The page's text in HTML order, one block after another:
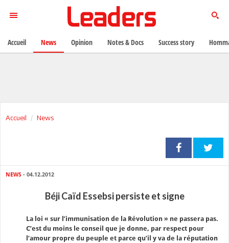
Accueil News
NEWS - 04.12.2012
Béji Caïd Essebsi persiste et signe
La loi « sur l’immunisation de la Révolution » ne passera pas.
C’est du moins le conseil que je donne, par respect pour
l’amour propre du peuple et parce qu’il y va de la réputation
Accueil News Opinion Notes & Docs Success story